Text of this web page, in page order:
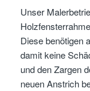
Unser
Diese benötigen
damit keine
und den Zargen
neuen Anstrich